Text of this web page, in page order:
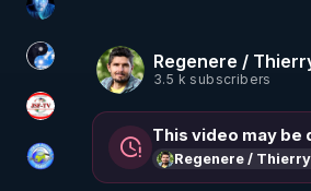
AH2020
Chercheur de vérité
JSF - TV
Tonton Posture Débrief
Regenere /
3.5 k subscribers
This video may be
Regenere /